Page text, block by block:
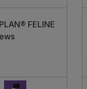
FELINE